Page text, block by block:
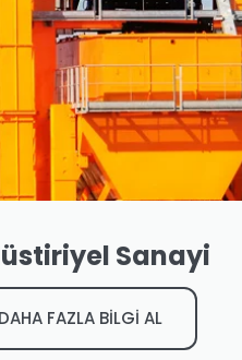
Sanayi
DAHA FAZLA BİLGİ AL